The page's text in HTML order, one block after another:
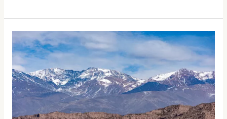
Viajamos
a
Mendoza
con
Lenovo